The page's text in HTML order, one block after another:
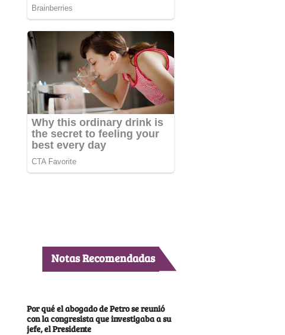
Notas Recomendadas
Por qué el abogado de Petro se reunió
con la congresista que investigaba a su
jefe, el Presidente